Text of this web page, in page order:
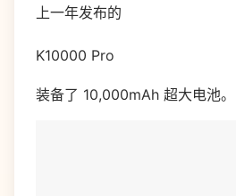
上一年发布的
K10000 Pro
装备了 10,000mAh 超大电池。